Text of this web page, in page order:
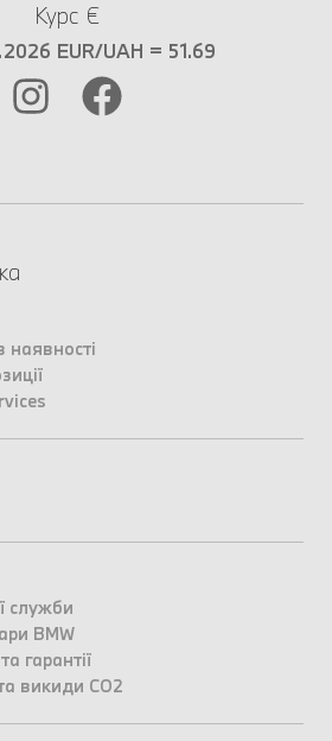
Курс €
EUR/UAH = 51.69
наявності
служби
BMW
гарантії
викиди CO2